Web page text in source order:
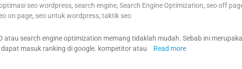
seo wordpress, search engine, Search Engine Optimization, seo off
on page, seo untuk wordpress, taktik seo
atau search engine optimization memang tidaklah mudah. Sebab ini
masuk ranking di google. kompetitor atau
Read more